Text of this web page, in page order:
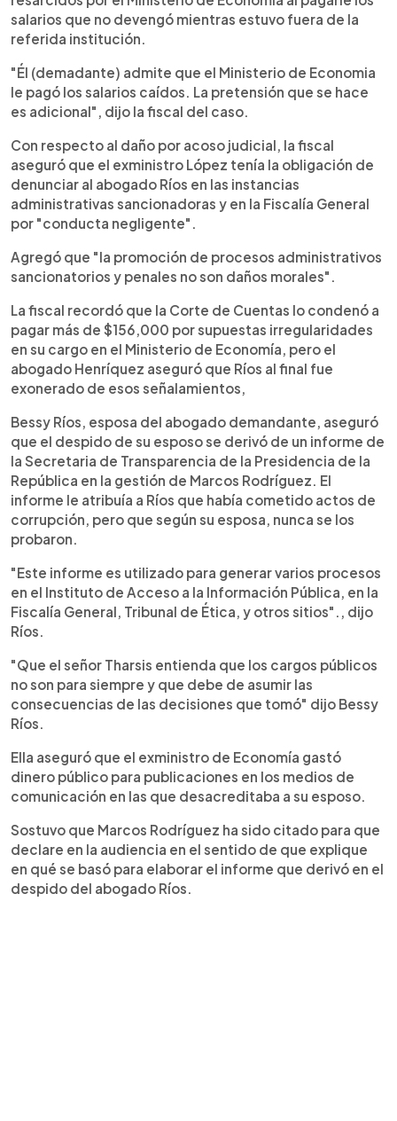
salarios que no devengó mientras estuvo fuera de la
referida institución.
"Él (demadante) admite que el Ministerio de Economia
le pagó los salarios caídos. La pretensión que se hace
es adicional", dijo la fiscal del caso.
Con respecto al daño por acoso judicial, la fiscal
aseguró que el exministro López tenía la obligación de
denunciar al abogado Ríos en las instancias
administrativas sancionadoras y en la Fiscalía General
por "conducta negligente".
Agregó que "la promoción de procesos administrativos
sancionatorios y penales no son daños morales".
La fiscal recordó que la Corte de Cuentas lo condenó a
pagar más de $156,000 por supuestas irregularidades
en su cargo en el Ministerio de Economía, pero el
abogado Henríquez aseguró que Ríos al final fue
exonerado de esos señalamientos,
Bessy Ríos, esposa del abogado demandante, aseguró
que el despido de su esposo se derivó de un informe de
la Secretaria de Transparencia de la Presidencia de la
República en la gestión de Marcos Rodríguez. El
informe le atribuía a Ríos que había cometido actos de
corrupción, pero que según su esposa, nunca se los
probaron.
"Este informe es utilizado para generar varios procesos
en el Instituto de Acceso a la Información Pública, en la
Fiscalía General, Tribunal de Ética, y otros sitios"., dijo
Ríos.
"Que el señor Tharsis entienda que los cargos públicos
no son para siempre y que debe de asumir las
consecuencias de las decisiones que tomó" dijo Bessy
Ríos.
Ella aseguró que el exministro de Economía gastó
dinero público para publicaciones en los medios de
comunicación en las que desacreditaba a su esposo.
Sostuvo que Marcos Rodríguez ha sido citado para que
declare en la audiencia en el sentido de que explique
en qué se basó para elaborar el informe que derivó en el
despido del abogado Ríos.